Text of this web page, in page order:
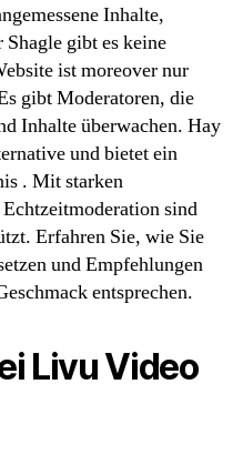
Inhalte,
gibt es keine
ist moreover nur
gibt Moderatoren, die
Inhalte überwachen. Hay
und bietet ein
. Mit starken
sind
Erfahren Sie, wie Sie
und Empfehlungen
entsprechen.
Livu Video